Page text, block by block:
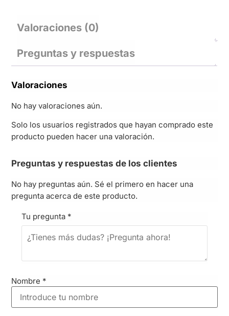
Valoraciones (0)
Preguntas y respuestas
Valoraciones
No hay valoraciones aún.
Solo los usuarios registrados que hayan comprado este
producto pueden hacer una valoración.
Preguntas y respuestas de los clientes
No hay preguntas aún. Sé el primero en hacer una
pregunta acerca de este producto.
Tu pregunta *
Nombre *